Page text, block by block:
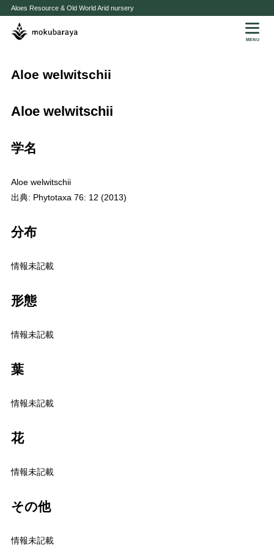
Aloes Resource & Old World Arid nursery
MENU
Aloe welwitschii
Aloe welwitschii
学名
Aloe welwitschii
出典: Phytotaxa 76: 12 (2013)
分布
情報未記載
形態
情報未記載
葉
情報未記載
花
情報未記載
その他
情報未記載